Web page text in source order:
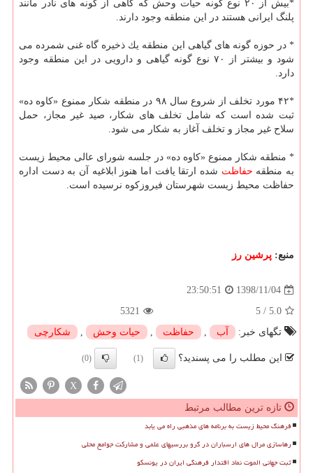
*بیش از ۲۰ نوع گونه حیات وحش كه گاهی از گونه های نادر مانند
پلنگ ایرانی هستند در این منطقه وجود دارند.
* در حوزه گونه های گیاهی این منطقه یك ذخیره گاه غنی شمرده می
شود و بیشتر از ۷۰ نوع گونه گیاهی و دارویی در این منطقه وجود
دارد.
*۴۲ مورد تخلف از شروع سال ۹۸ در منطقه شكار ممنوع «كاوه ده»
ثبت شده است كه شامل تخلف های شكار، صید غیر مجاز، حمل
سلاح غیر مجاز و تخلف آغاز به شكار می شود.
* منطقه شكار ممنوع «كاوه ده» در جلسه شورای عالی محیط زیست
به منطقه حفاظت شده ارتقا یافت اما هنوز ابلاغیه آن به دست اداره
حفاظت محیط زیست شهرستان فیروزكوه نرسیده است.
منبع: پرشین رز
1398/11/04
23:50:51
5.0
/
5
5321
تگهای خبر:
آب , حفاظت , حیات وحش , شكارچی
این مطلب را می پسندید؟ (1)
(0)
X
تازه ترین مطالب مرتبط
فرهنگ محیط زیست به برنامه های مذهبی راه می یابد
رهاسازی مرال های ارسباران در گرو بررسیهای علمی و مشارکت جوامع محلی
ثبت جهانی الموت نماد اقتدار فرهنگی ایران در یونسکو